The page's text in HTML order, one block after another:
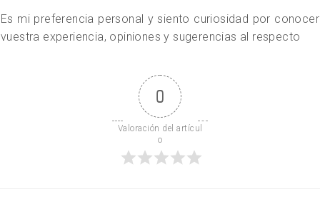
Es mi preferencia personal y siento curiosidad por conocer
vuestra experiencia, opiniones y sugerencias al respecto
0
Valoración del artícul
o